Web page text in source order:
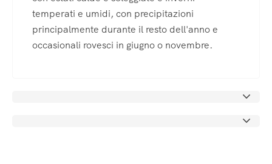
temperati e umidi, con precipitazioni
principalmente durante il resto dell'anno e
occasionali rovesci in giugno o novembre.